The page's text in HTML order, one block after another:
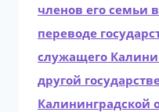
членов его семьи
переводе
служащего
другой
Калининградской